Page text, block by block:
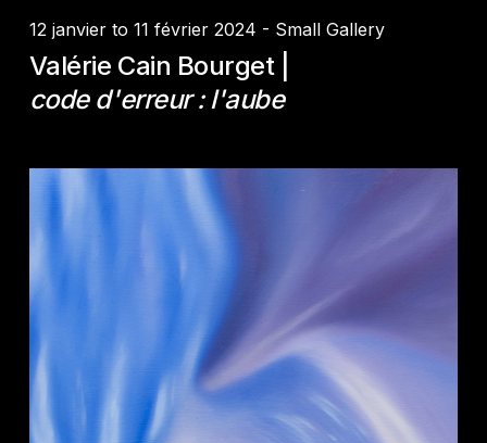
12 janvier to 11 février 2024 - Small Gallery
Valérie Cain Bourget |
code d'erreur : l'aube